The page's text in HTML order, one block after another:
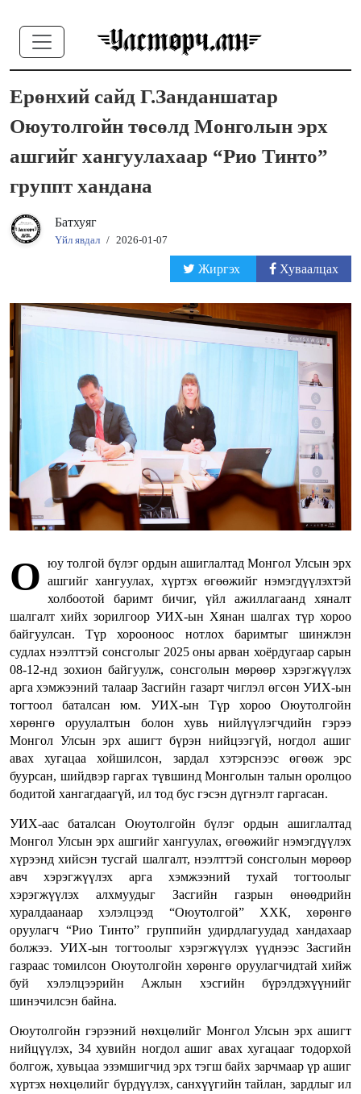
Ерөнхий сайд Г.Занданшатар
Оюутолгойн төсөлд Монголын эрх
ашгийг хангуулахаар “Рио Тинто”
группт хандана
Батхуяг
Үйл явдал / 2026-01-07
Жиргэх Хуваалцах
О юу толгой бүлэг ордын ашиглалтад Монгол Улсын эрх
ашгийг хангуулах, хүртэх өгөөжийг нэмэгдүүлэхтэй
холбоотой баримт бичиг, үйл ажиллагаанд хяналт
шалгалт хийх зорилгоор УИХ-ын Хянан шалгах түр хороо
байгуулсан. Түр хорооноос нотлох баримтыг шинжлэн
судлах нээлттэй сонсголыг 2025 оны арван хоёрдугаар сарын
08-12-нд зохион байгуулж, сонсголын мөрөөр хэрэгжүүлэх
арга хэмжээний талаар Засгийн газарт чиглэл өгсөн УИХ-ын
тогтоол баталсан юм. УИХ-ын Түр хороо Оюутолгойн
хөрөнгө оруулалтын болон хувь нийлүүлэгчдийн гэрээ
Монгол Улсын эрх ашигт бүрэн нийцээгүй, ногдол ашиг
авах хугацаа хойшилсон, зардал хэтэрснээс өгөөж эрс
буурсан, шийдвэр гаргах түвшинд Монголын талын оролцоо
бодитой хангагдаагүй, ил тод бус гэсэн дүгнэлт гаргасан.
УИХ-аас баталсан Оюутолгойн бүлэг ордын ашиглалтад
Монгол Улсын эрх ашгийг хангуулах, өгөөжийг нэмэгдүүлэх
хүрээнд хийсэн тусгай шалгалт, нээлттэй сонсголын мөрөөр
авч хэрэгжүүлэх арга хэмжээний тухай тогтоолыг
хэрэгжүүлэх алхмуудыг Засгийн газрын өнөөдрийн
хуралдаанаар хэлэлцээд “Оюутолгой” ХХК, хөрөнгө
оруулагч “Рио Тинто” группийн удирдлагуудад хандахаар
болжээ. УИХ-ын тогтоолыг хэрэгжүүлэх үүднээс Засгийн
газраас томилсон Оюутолгойн хөрөнгө оруулагчидтай хийж
буй хэлэлцээрийн Ажлын хэсгийн бүрэлдэхүүнийг
шинэчилсэн байна.
Оюутолгойн гэрээний нөхцөлийг Монгол Улсын эрх ашигт
нийцүүлэх, 34 хувийн ногдол ашиг авах хугацааг тодорхой
болгож, хувьцаа эзэмшигчид эрх тэгш байх зарчмаар үр ашиг
хүртэх нөхцөлийг бүрдүүлэх, санхүүгийн тайлан, зардлыг ил